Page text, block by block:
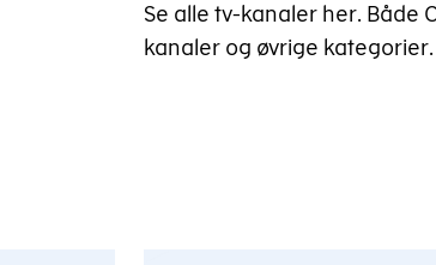
Se alle tv-kanaler her. Både
kanaler og øvrige kategorier.